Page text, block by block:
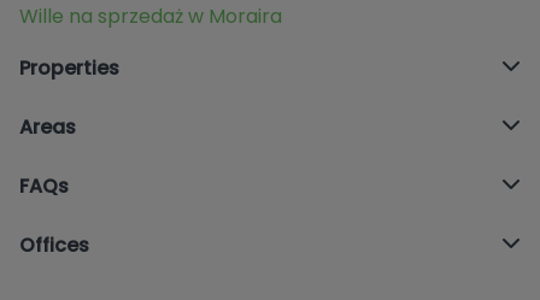
Wille na sprzedaż w Moraira
Properties
Areas
FAQs
Offices